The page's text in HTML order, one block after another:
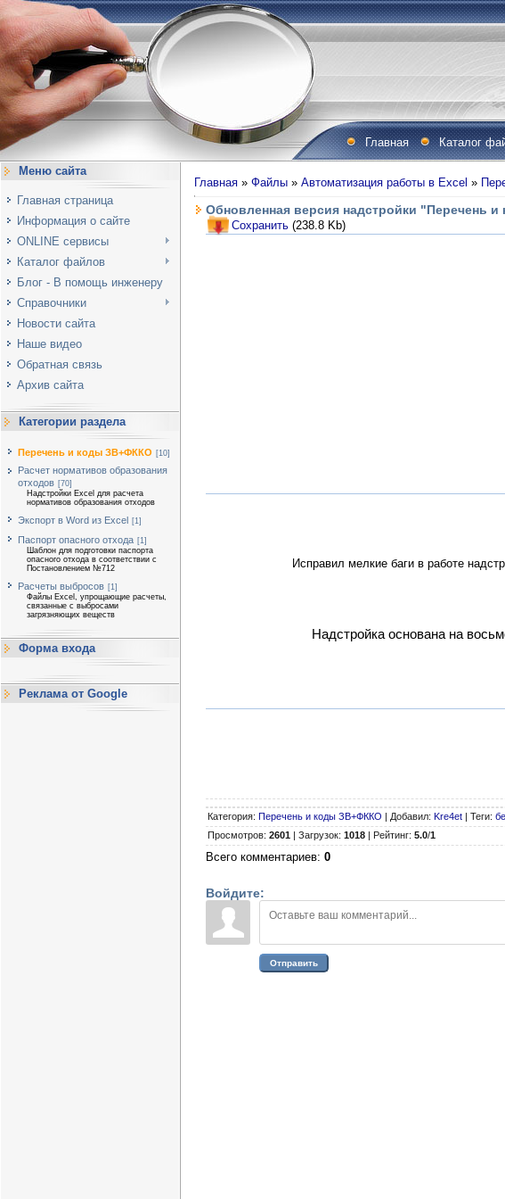
Главная Каталог
Меню сайта
Главная страница
Информация о сайте
ONLINE сервисы
Каталог файлов
Блог - В помощь инженеру
Справочники
Новости сайта
Наше видео
Обратная связь
Архив сайта
Категории раздела
Перечень и коды ЗВ+ФККО [10]
Расчет нормативов образования
отходов [70]
Надстройки Excel для расчета
нормативов образования отходов
Экспорт в Word из Excel [1]
Паспорт опасного отхода [1]
Шаблон для подготовки паспорта
опасного отхода в соответствии с
Постановлением №712
Расчеты выбросов [1]
Файлы Excel, упрощающие расчеты,
связанные с выбросами
загрязняющих веществ
Форма входа
Реклама от Google
Главная » Файлы » Автоматизация работы в Excel »
Обновленная версия надстройки "Перечень
Сохранить (238.8 Kb)
Исправил мелкие баги в работе
Надстройка основана на
Категория: Перечень и коды ЗВ+ФККО Добавил: Kre4et Теги:
Просмотров: 2601 Загрузок: 1018 Рейтинг: 5.0/1
Всего комментариев: 0
Войдите:
Отправить